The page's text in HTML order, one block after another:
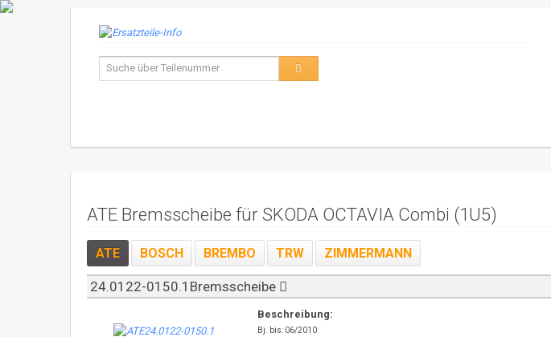
ATE Bremsscheibe für SKODA OCTAVIA Combi (1U5)
ATE BOSCH BREMBO TRW ZIMMERMANN
24.0122-0150.1Bremsscheibe
Beschreibung:
Bj. bis: 06/2010